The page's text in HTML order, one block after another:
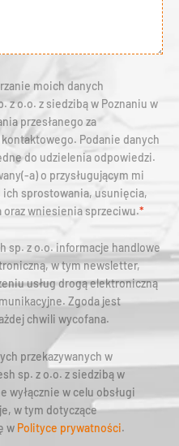
moich danych
z o.o. z siedzibą w Poznaniu w
przesłanego za
Podanie danych
do udzielenia odpowiedzi.
a) o przysługującym mi
sprostowania, usunięcia,
wniesienia sprzeciwu.*
sp. z o.o. informacje handlowe
w tym newsletter,
usług drogą elektroniczną
Zgoda jest
chwili wycofana.
przekazywanych w
sp. z o.o. z siedzibą w
wyłącznie w celu obsługi
w tym dotyczące
w Polityce prywatności.